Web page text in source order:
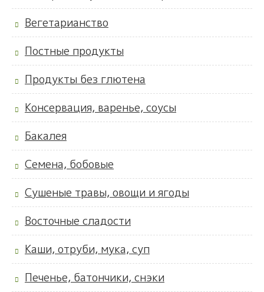
Вегетарианство
Постные продукты
Продукты без глютена
Консервация, варенье, соусы
Бакалея
Семена, бобовые
Сушеные травы, овощи и ягоды
Восточные сладости
Каши, отруби, мука, суп
Печенье, батончики, снэки